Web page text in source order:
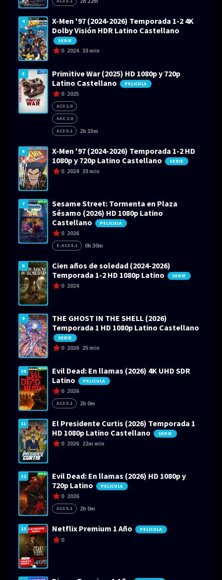
4
X-Men '97 (2024-2026) Temporada 1-2 4K
Dolby Visión HDR Latino Castellano
SERIE
0 2024 33 min
5
Primitive War (2025) HD 1080p y 720p
Latino Castellano
PELICULA
0 2025
AC3 2.0
AAC 2.0
AC3 5.1
2h 15m
6
X-Men '97 (2024-2026) Temporada 1-2 HD
1080p y 720p Latino Castellano
SERIE
0 2024 33 min
7
Sesame Street: Tormenta en Plaza
Sésamo (2026) HD 1080p Latino
Castellano
PELICULA
0 2026
E-AC3 5.1 0h 30m
8
Cien años de soledad (2024-2026)
Temporada 1-2 HD 1080p Latino
SERIE
0 2024
9
THE GHOST IN THE SHELL (2026)
Temporada 1 HD 1080p Latino Castellano
SERIE
0 2026 25 min
10
Evil Dead: En llamas (2026) 4K UHD SDR
Latino
PELICULA
0 2026
AC3 5.1 2h 0m
11
El Presidente Curtis (2026) Temporada 1
HD 1080p Latino Castellano
SERIE
0 2026 22m min
12
Evil Dead: En llamas (2026) HD 1080p y
720p Latino
PELICULA
0 2026
AC3 5.1 2h 0m
13 Netflix Premium 1 Año PELICULA
0